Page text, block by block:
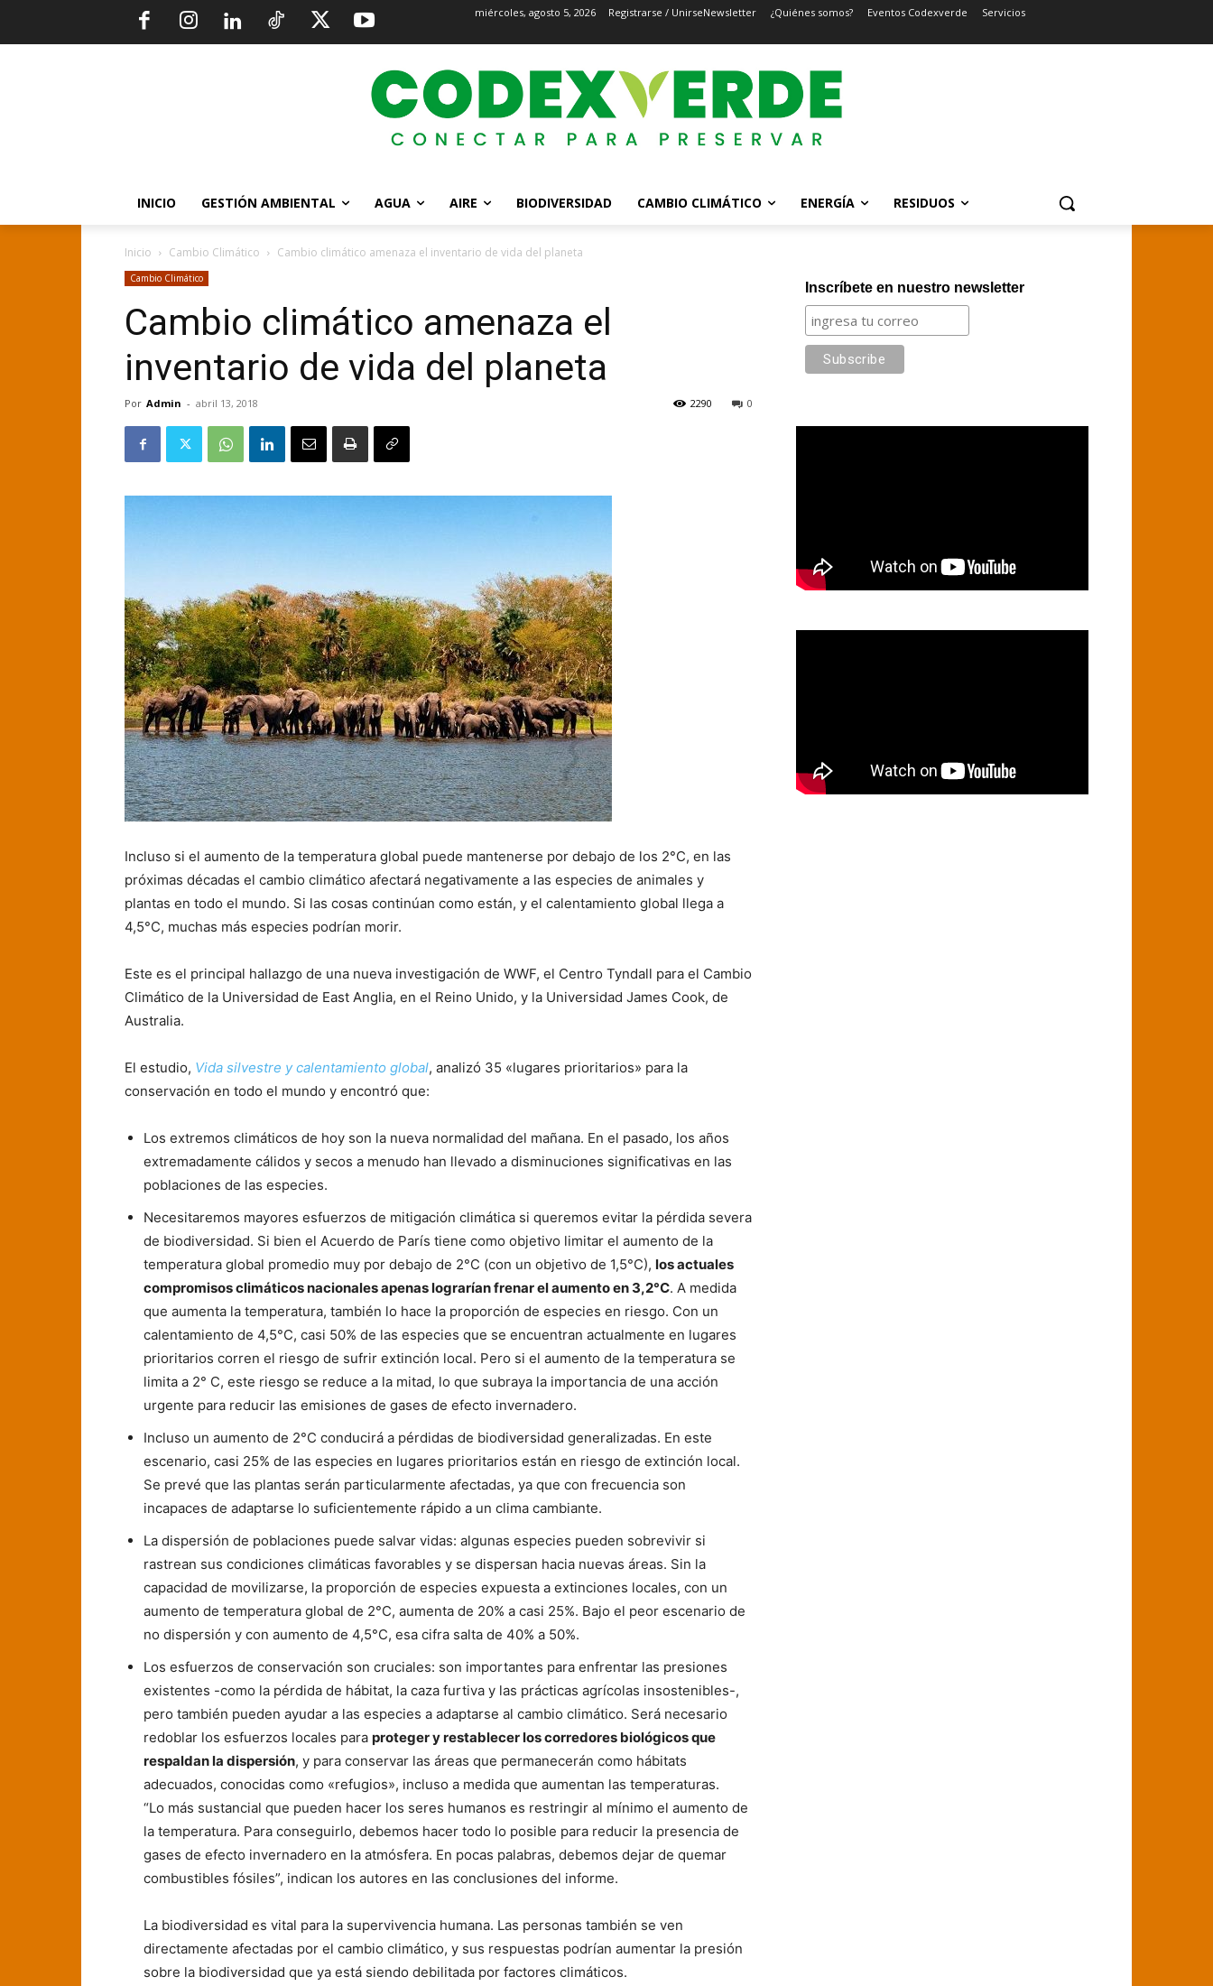
miércoles, agosto 5, 2026 Registrarse / UnirseNewsletter ¿Quiénes somos? Eventos Codexverde Servicios
INICIO GESTIÓN AMBIENTAL AGUA AIRE BIODIVERSIDAD CAMBIO CLIMÁTICO ENERGÍA RESIDUOS
Inicio Cambio Climático Cambio climático amenaza el inventario de vida del planeta
Cambio Climático
Cambio climático amenaza el
inventario de vida del planeta
Por Admin - abril 13, 2018 0
2290
Incluso si el aumento de la temperatura global puede mantenerse por debajo de los 2°C, en las
próximas décadas el cambio climático afectará negativamente a las especies de animales y
plantas en todo el mundo. Si las cosas continúan como están, y el calentamiento global llega a
4,5°C, muchas más especies podrían morir.
Este es el principal hallazgo de una nueva investigación de WWF, el Centro Tyndall para el Cambio
Climático de la Universidad de East Anglia, en el Reino Unido, y la Universidad James Cook, de
Australia.
El estudio, Vida silvestre y calentamiento global, analizó 35 «lugares prioritarios» para la
conservación en todo el mundo y encontró que:
Los extremos climáticos de hoy son la nueva normalidad del mañana. En el pasado, los años
extremadamente cálidos y secos a menudo han llevado a disminuciones significativas en las
poblaciones de las especies.
Necesitaremos mayores esfuerzos de mitigación climática si queremos evitar la pérdida severa
de biodiversidad. Si bien el Acuerdo de París tiene como objetivo limitar el aumento de la
temperatura global promedio muy por debajo de 2°C (con un objetivo de 1,5°C), los actuales
compromisos climáticos nacionales apenas lograrían frenar el aumento en 3,2°C. A medida
que aumenta la temperatura, también lo hace la proporción de especies en riesgo. Con un
calentamiento de 4,5°C, casi 50% de las especies que se encuentran actualmente en lugares
prioritarios corren el riesgo de sufrir extinción local. Pero si el aumento de la temperatura se
limita a 2° C, este riesgo se reduce a la mitad, lo que subraya la importancia de una acción
urgente para reducir las emisiones de gases de efecto invernadero.
Incluso un aumento de 2°C conducirá a pérdidas de biodiversidad generalizadas. En este
escenario, casi 25% de las especies en lugares prioritarios están en riesgo de extinción local.
Se prevé que las plantas serán particularmente afectadas, ya que con frecuencia son
incapaces de adaptarse lo suficientemente rápido a un clima cambiante.
La dispersión de poblaciones puede salvar vidas: algunas especies pueden sobrevivir si
rastrean sus condiciones climáticas favorables y se dispersan hacia nuevas áreas. Sin la
capacidad de movilizarse, la proporción de especies expuesta a extinciones locales, con un
aumento de temperatura global de 2°C, aumenta de 20% a casi 25%. Bajo el peor escenario de
no dispersión y con aumento de 4,5°C, esa cifra salta de 40% a 50%.
Los esfuerzos de conservación son cruciales: son importantes para enfrentar las presiones
existentes -como la pérdida de hábitat, la caza furtiva y las prácticas agrícolas insostenibles-,
pero también pueden ayudar a las especies a adaptarse al cambio climático. Será necesario
redoblar los esfuerzos locales para proteger y restablecer los corredores biológicos que
respaldan la dispersión, y para conservar las áreas que permanecerán como hábitats
adecuados, conocidas como «refugios», incluso a medida que aumentan las temperaturas.
“Lo más sustancial que pueden hacer los seres humanos es restringir al mínimo el aumento de
la temperatura. Para conseguirlo, debemos hacer todo lo posible para reducir la presencia de
gases de efecto invernadero en la atmósfera. En pocas palabras, debemos dejar de quemar
combustibles fósiles”, indican los autores en las conclusiones del informe.
La biodiversidad es vital para la supervivencia humana. Las personas también se ven
directamente afectadas por el cambio climático, y sus respuestas podrían aumentar la presión
sobre la biodiversidad que ya está siendo debilitada por factores climáticos.
Inscríbete en nuestro newsletter